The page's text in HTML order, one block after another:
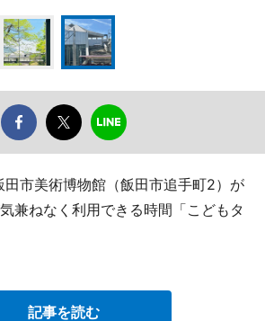
市美術博物館（飯田市追手町2）が
兼ねなく利用できる時間「こどもタ
記事を読む